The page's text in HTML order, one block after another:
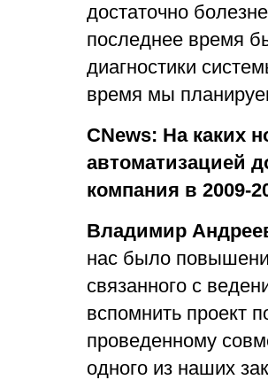
достаточно
последнее время
диагностики
время мы
CNews: На каких
автоматизацией
компания в 2009-
Владимир
нас было
связанного с
вспомнить проект
проведенному
одного из наших